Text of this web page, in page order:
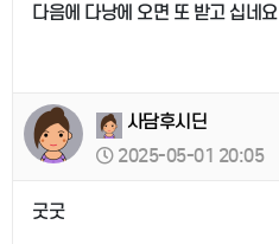
다음에 다낭에 오면 또 받고 십네요
사담후시딘
2025-05-01 20:05
굿굿